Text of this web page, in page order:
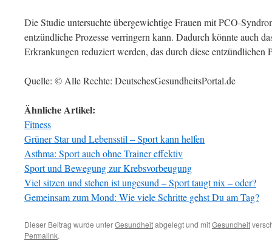
Die Studie untersuchte übergewichtige Frauen mit PCO-
entzündliche Prozesse verringern kann. Dadurch könnte auch
Erkrankungen reduziert werden, das durch diese entzündlichen
Quelle: © Alle Rechte: DeutschesGesundheitsPortal.de
Ähnliche Artikel:
Fitness
Grüner Star und Lebensstil – Sport kann helfen
Asthma: Sport auch ohne Trainer effektiv
Sport und Bewegung zur Krebsvorbeugung
Viel sitzen und stehen ist ungesund – Sport taugt nix – oder?
Gemeinsam zum Mond: Wie viele Schritte gehst Du am Tag?
Dieser Beitrag wurde unterGesundheitabgelegt und mitGesundheit
Permalink.